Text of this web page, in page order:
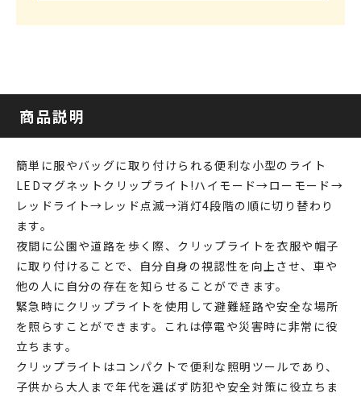
商品説明
簡単に服やバッグに取り付けられる便利な小型のライト
LEDマグネットクリップライト!ハイモード→ローモード→
レッドライト→レッド点滅→消灯4段階の順に切り替わり
ます。
夜間に公園や道路を歩く際、クリップライトを衣服や帽子
に取り付けることで、自分自身の視認性を向上させ、車や
他の人に自分の存在を知らせることができます。
緊急時にクリップライトを使用して避難経路や安全な場所
を照らすことができます。これは停電や災害時に非常に役
立ちます。
クリップライトはコンパクトで便利な照明ツールであり、
子供から大人まで年代を選ばず防犯や安全対策に役立ちま